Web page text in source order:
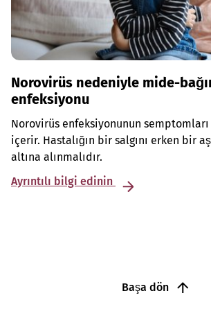
Norovirüs nedeniyle mide-
enfeksiyonu
Norovirüs enfeksiyonunun
içerir. Hastalığın bir salgını erken bir
altına alınmalıdır.
Ayrıntılı bilgi edinin
Başa dön